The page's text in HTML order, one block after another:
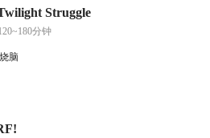
Struggle
分钟
脑